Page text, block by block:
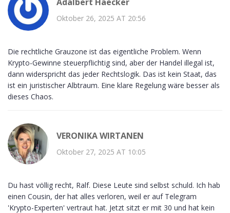
Oktober 26, 2025 AT 20:56
Die rechtliche Grauzone ist das eigentliche Problem. Wenn
Krypto-Gewinne steuerpflichtig sind, aber der Handel illegal ist,
dann widerspricht das jeder Rechtslogik. Das ist kein Staat, das
ist ein juristischer Albtraum. Eine klare Regelung wäre besser als
dieses Chaos.
VERONIKA WIRTANEN
Oktober 27, 2025 AT 10:05
Du hast völlig recht, Ralf. Diese Leute sind selbst schuld. Ich hab
einen Cousin, der hat alles verloren, weil er auf Telegram
'Krypto-Experten' vertraut hat. Jetzt sitzt er mit 30 und hat kein